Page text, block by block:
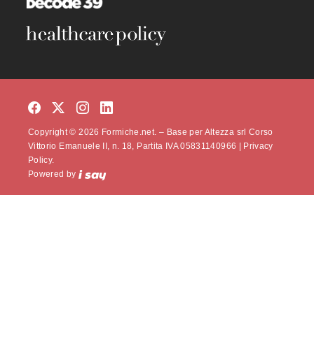
Copyright © 2026 Formiche.net. – Base per Altezza srl Corso
Vittorio Emanuele II, n. 18, Partita IVA 05831140966 |
Privacy
Policy.
Powered by